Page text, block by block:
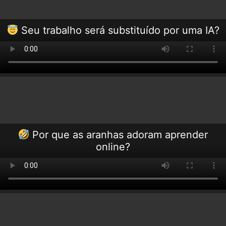
Seu trabalho será substituído por uma IA?
Por que as aranhas adoram aprender
online?